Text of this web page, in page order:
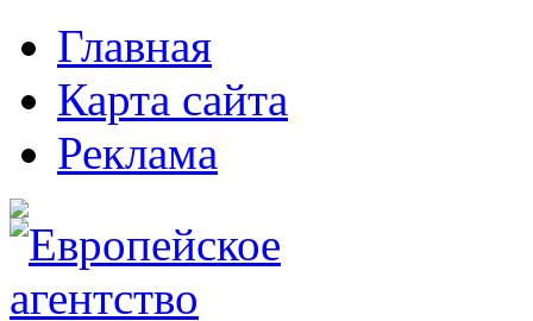
Главная
Карта сайта
Реклама